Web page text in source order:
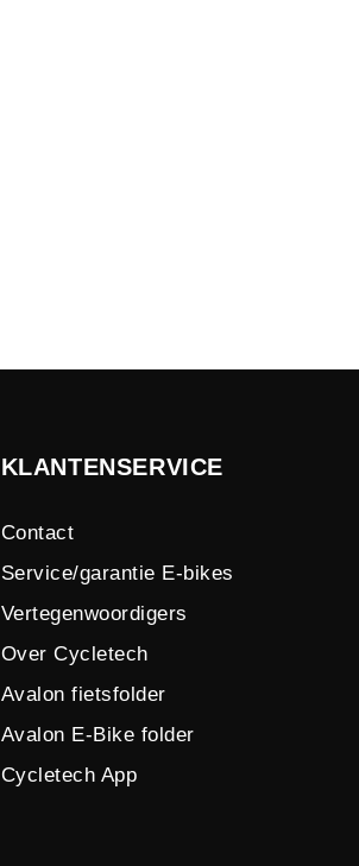
KLANTENSERVICE
Contact
Service/garantie E-bikes
Vertegenwoordigers
Over Cycletech
Avalon fietsfolder
Avalon E-Bike folder
Cycletech App